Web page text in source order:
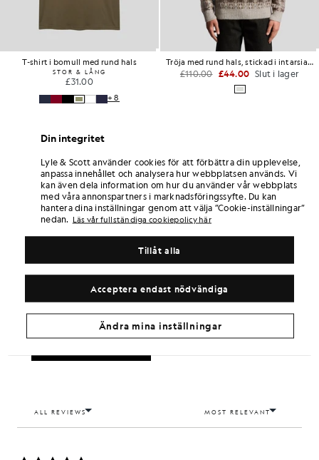
T-shirt i bomull med rund hals
STOR & LÅNG
£31.00
+8
Tröja med rund hals, stickad i intarsia med borstad yta
£110.00 £44.00 Slut i lager
Din integritet
Lyle & Scott använder cookies för att förbättra din upplevelse,
anpassa innehållet och analysera hur webbplatsen används. Vi
kan även dela information om hur du använder vår webbplats
med våra annonspartners i marknadsföringssyfte. Du kan
hantera dina inställningar genom att välja ”Cookie-inställningar”
nedan.
Läs vår fullständiga cookiepolicy här
Acceptera endast nödvändiga
Tillåt alla
Ändra mina inställningar